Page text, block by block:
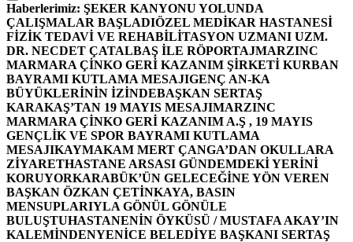
Haberlerimiz: ŞEKER KANYONU YOLUNDA
ÇALIŞMALAR BAŞLADIÖZEL MEDİKAR HASTANESİ
FİZİK TEDAVİ VE REHABİLİTASYON UZMANI UZM.
DR. NECDET ÇATALBAŞ İLE RÖPORTAJMARZINC
MARMARA ÇİNKO GERİ KAZANIM ŞİRKETİ KURBAN
BAYRAMI KUTLAMA MESAJIGENÇ AN-KA
BÜYÜKLERİNİN İZİNDEBAŞKAN SERTAŞ
KARAKAŞ’TAN 19 MAYIS MESAJIMARZINC
MARMARA ÇİNKO GERİ KAZANIM A.Ş , 19 MAYIS
GENÇLİK VE SPOR BAYRAMI KUTLAMA
MESAJIKAYMAKAM MERT ÇANGA’DAN OKULLARA
ZİYARETHASTANE ARSASI GÜNDEMDEKİ YERİNİ
KORUYORKARABÜK’ÜN GELECEĞİNE YÖN VEREN
BAŞKAN ÖZKAN ÇETİNKAYA, BASIN
MENSUPLARIYLA GÖNÜL GÖNÜLE
BULUŞTUHASTANENİN ÖYKÜSÜ / MUSTAFA AKAY’IN
KALEMİNDENYENİCE BELEDİYE BAŞKANI SERTAŞ